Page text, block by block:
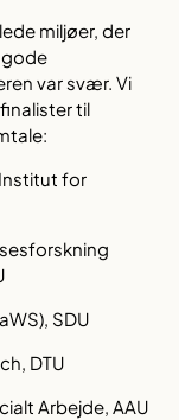
miljøer, der
var svær. Vi
til
for
SDU
DTU
Arbejde, AAU